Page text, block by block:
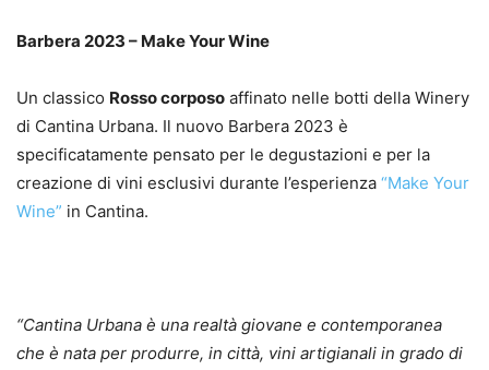
Barbera 2023 – Make Your Wine
Un classico Rosso corposo affinato nelle botti della Winery
di Cantina Urbana. Il nuovo Barbera 2023 è
specificatamente pensato per le degustazioni e per la
creazione di vini esclusivi durante l’esperienza “Make Your
Wine” in Cantina.
“Cantina Urbana è una realtà giovane e contemporanea
che è nata per produrre, in città, vini artigianali in grado di